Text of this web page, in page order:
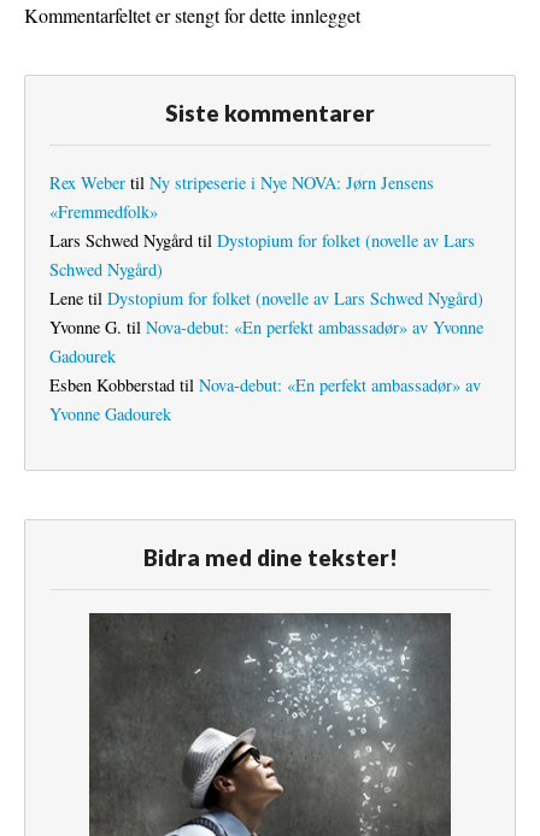
Kommentarfeltet er stengt for dette innlegget
Siste kommentarer
Rex Weber til Ny stripeserie i Nye NOVA: Jørn Jensens
«Fremmedfolk»
Lars Schwed Nygård til Dystopium for folket (novelle av Lars
Schwed Nygård)
Lene til Dystopium for folket (novelle av Lars Schwed Nygård)
Yvonne G. til Nova-debut: «En perfekt ambassadør» av Yvonne
Gadourek
Esben Kobberstad til Nova-debut: «En perfekt ambassadør» av
Yvonne Gadourek
Bidra med dine tekster!